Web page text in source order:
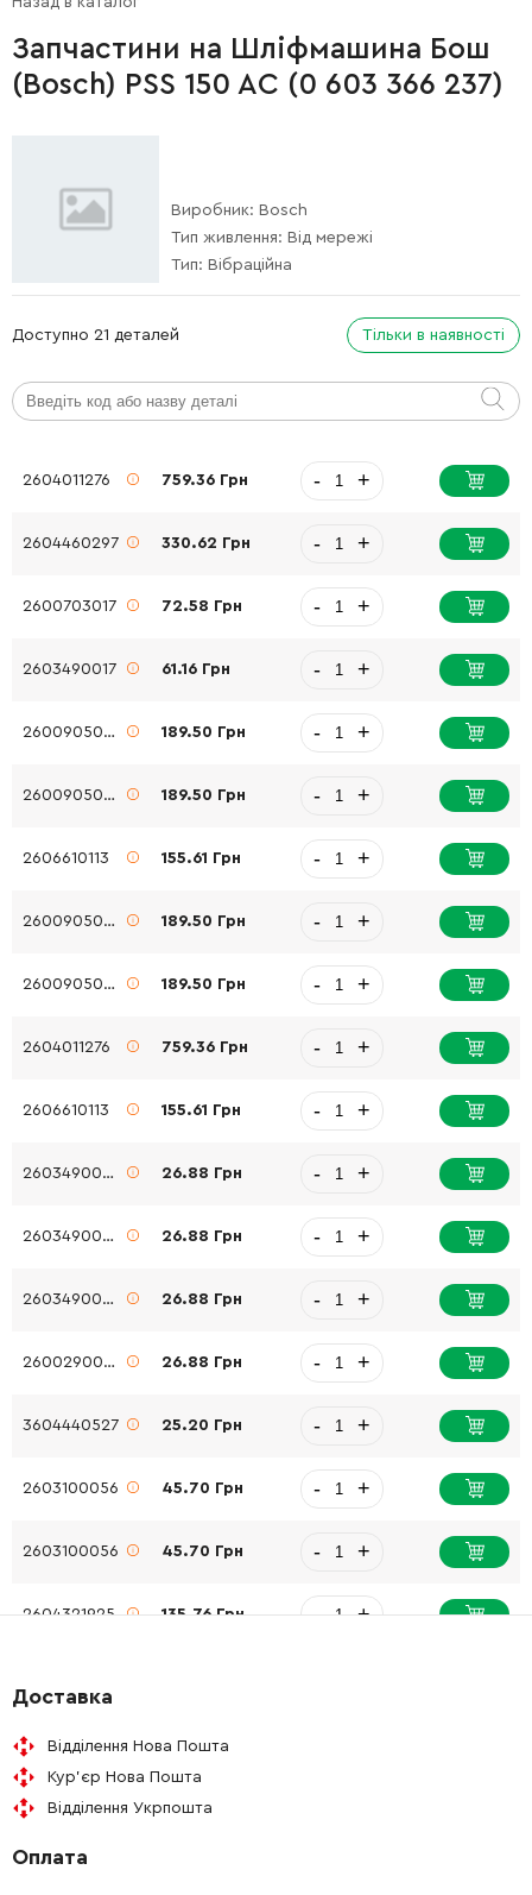
Запчастини на Шліфмашина Бош
(Bosch) PSS 150 AC (0 603 366 237)
Виробник: Bosch
Тип живлення: Від мережі
Тип: Вібраційна
Доступно 21 деталей Тільки в наявності
2604011276 759.36 Грн - +
2604460297 330.62 Грн - +
2600703017 72.58 Грн - +
2603490017 61.16 Грн - +
2600905078 189.50 Грн - +
2600905078 189.50 Грн - +
2606610113 155.61 Грн - +
2600905078 189.50 Грн - +
2600905078 189.50 Грн - +
2604011276 759.36 Грн - +
2606610113 155.61 Грн - +
2603490022 26.88 Грн - +
2603490022 26.88 Грн - +
2603490022 26.88 Грн - +
2600290039 26.88 Грн - +
3604440527 25.20 Грн - +
2603100056 45.70 Грн - +
2603100056 45.70 Грн - +
2604321925 135.76 Грн - +
2600905045 511.40 Грн
Доставка
Відділення Нова Пошта
Кур'єр Нова Пошта
Відділення Укрпошта
Оплата